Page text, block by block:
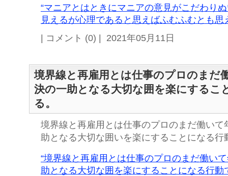
“マニアとはときにマニアの意見がこだわり
見えるが心理であると思えばふむふむとも思
| コメント (0) | 2021年05月11日
境界線と再雇用とは仕事のプロのまだ
決の一助となる大切な囲を楽にするこ
る。
境界線と再雇用とは仕事のプロのまだ働いて
助となる大切な囲いを楽にすることになる行
“境界線と再雇用とは仕事のプロのまだ働い
助となる大切な囲を楽にすることになる行動